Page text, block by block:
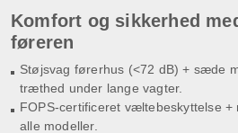
Komfort og sikkerhed
føreren
Støjsvag førerhus (<72 dB) + sæde
træthed under lange vagter.
FOPS-certificeret væltebeskyttelse
alle modeller.